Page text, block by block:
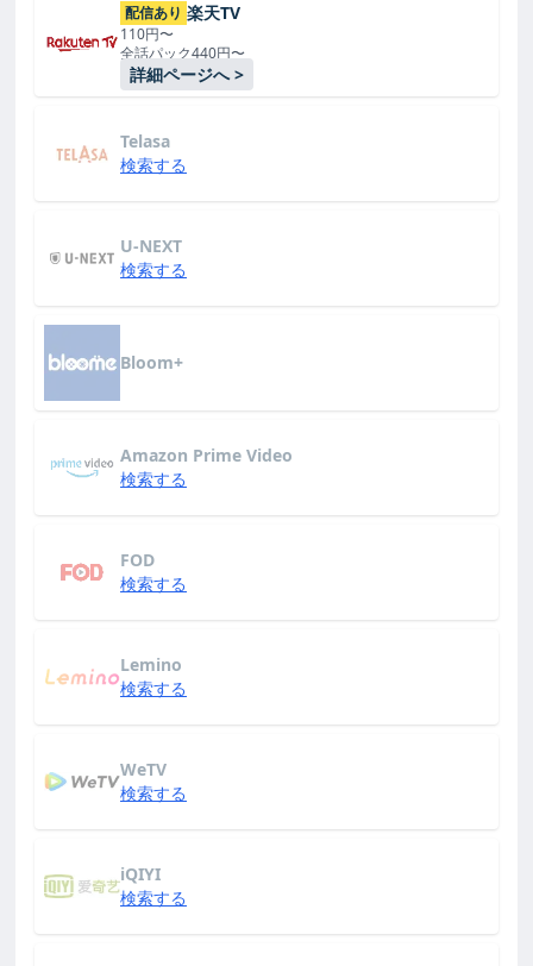
配信あり 楽天TV
110円〜
全話パック440円〜
詳細ページへ >
Telasa
検索する
U-NEXT
検索する
Bloom+
Amazon Prime Video
検索する
FOD
検索する
Lemino
検索する
WeTV
検索する
iQIYI
検索する